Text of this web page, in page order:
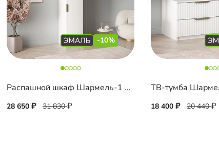
-10%
Распашной шкаф Шармель-1 Лайф Эмаль с антресолью
28 650 31 830 18 400 20 440